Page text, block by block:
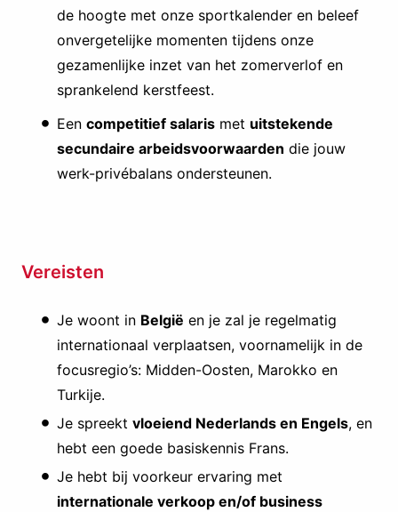
de hoogte met onze sportkalender en beleef
onvergetelijke momenten tijdens onze
gezamenlijke inzet van het zomerverlof en
sprankelend kerstfeest.
Een competitief salaris met uitstekende
secundaire arbeidsvoorwaarden die jouw
werk-privébalans ondersteunen.
Vereisten
Je woont in België en je zal je regelmatig
internationaal verplaatsen, voornamelijk in de
focusregio’s: Midden-Oosten, Marokko en
Turkije.
Je spreekt vloeiend Nederlands en Engels, en
hebt een goede basiskennis Frans.
Je hebt bij voorkeur ervaring met
internationale verkoop en/of business